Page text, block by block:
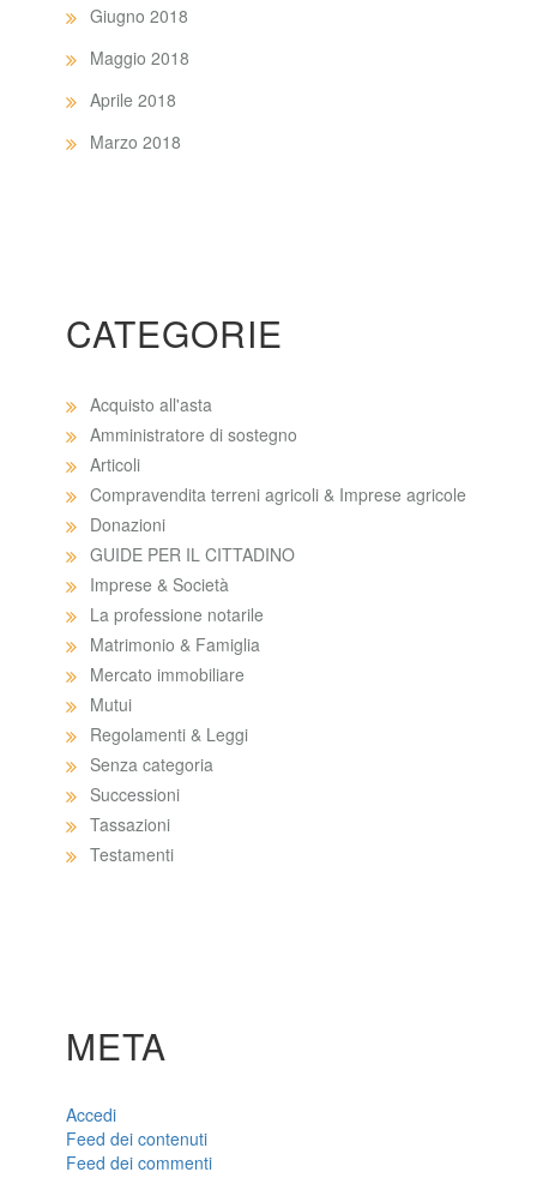
Giugno 2018
Maggio 2018
Aprile 2018
Marzo 2018
CATEGORIE
Acquisto all'asta
Amministratore di sostegno
Articoli
Compravendita terreni agricoli & Imprese agricole
Donazioni
GUIDE PER IL CITTADINO
Imprese & Società
La professione notarile
Matrimonio & Famiglia
Mercato immobiliare
Mutui
Regolamenti & Leggi
Senza categoria
Successioni
Tassazioni
Testamenti
META
Accedi
Feed dei contenuti
Feed dei commenti